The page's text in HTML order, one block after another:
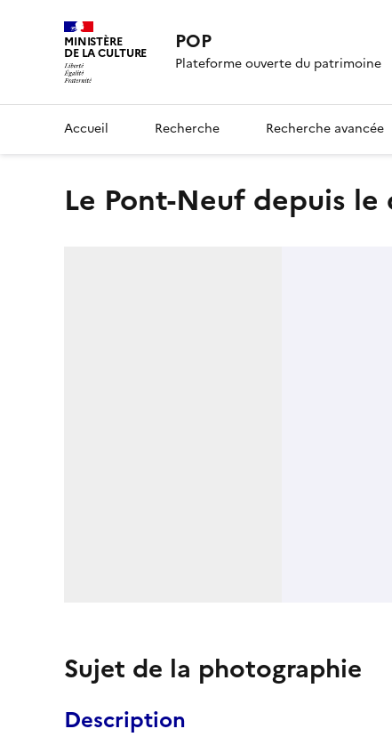
MINISTÈRE
DE LA CULTURE POP
Plateforme ouverte du patrimoine
Accueil Recherche Recherche avancée
Le Pont-Neuf depuis
Sujet de la photographie
Description